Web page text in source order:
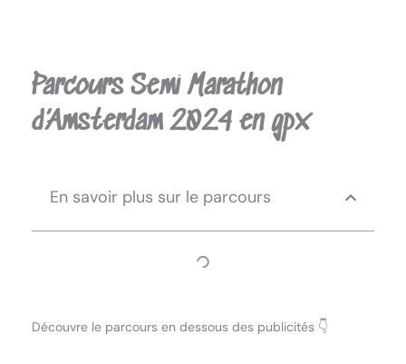
Parcours Semi Marathon
d’Amsterdam 2024 en gpx
En savoir plus sur le parcours
Découvre le parcours en dessous des publicités 👇